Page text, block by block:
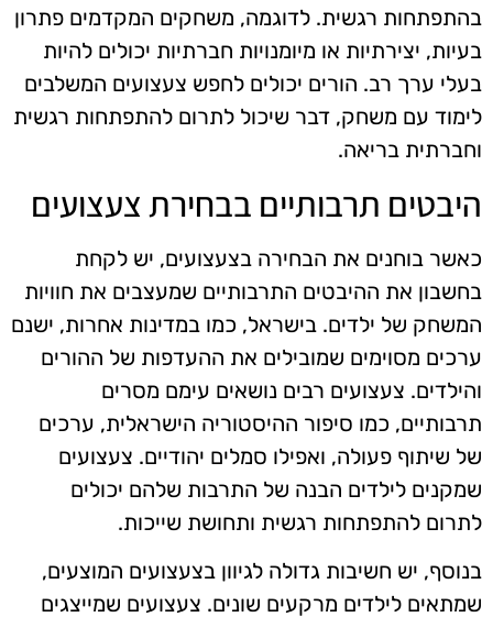
בהתפתחות רגשית. לדוגמה, משחקים המקדמים פתרון
בעיות, יצירתיות או מיומנויות חברתיות יכולים להיות
בעלי ערך רב. הורים יכולים לחפש צעצועים המשלבים
לימוד עם משחק, דבר שיכול לתרום להתפתחות רגשית
וחברתית בריאה.
היבטים תרבותיים בבחירת צעצועים
כאשר בוחנים את הבחירה בצעצועים, יש לקחת
בחשבון את ההיבטים התרבותיים שמעצבים את חוויות
המשחק של ילדים. בישראל, כמו במדינות אחרות, ישנם
ערכים מסוימים שמובילים את ההעדפות של ההורים
והילדים. צעצועים רבים נושאים עימם מסרים
תרבותיים, כמו סיפור ההיסטוריה הישראלית, ערכים
של שיתוף פעולה, ואפילו סמלים יהודיים. צעצועים
שמקנים לילדים הבנה של התרבות שלהם יכולים
לתרום להתפתחות רגשית ותחושת שייכות.
בנוסף, יש חשיבות גדולה לגיוון בצעצועים המוצעים,
שמתאים לילדים מרקעים שונים. צעצועים שמייצגים